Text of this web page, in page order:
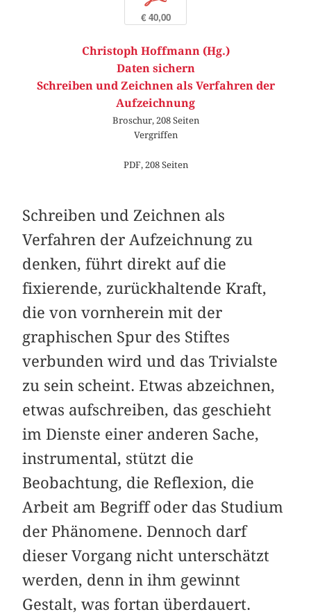
€ 40,00
Christoph Hoffmann (Hg.)
Daten sichern
Schreiben und Zeichnen als Verfahren der
Aufzeichnung
Broschur, 208 Seiten
Vergriffen
PDF, 208 Seiten
Schreiben und Zeichnen als
Verfahren der Aufzeichnung zu
denken, führt direkt auf die
fixierende, zurückhaltende Kraft,
die von vornherein mit der
graphischen Spur des Stiftes
verbunden wird und das Trivialste
zu sein scheint. Etwas abzeichnen,
etwas aufschreiben, das geschieht
im Dienste einer anderen Sache,
instrumental, stützt die
Beobachtung, die Reflexion, die
Arbeit am Begriff oder das Studium
der Phänomene. Dennoch darf
dieser Vorgang nicht unterschätzt
werden, denn in ihm gewinnt
Gestalt, was fortan überdauert.